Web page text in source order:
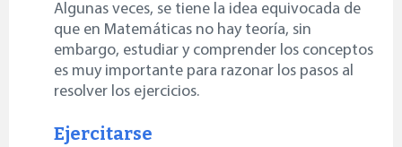
Algunas veces, se tiene la idea equivocada de
que en Matemáticas no hay teoría, sin
embargo, estudiar y comprender los conceptos
es muy importante para razonar los pasos al
resolver los ejercicios.
Ejercitarse